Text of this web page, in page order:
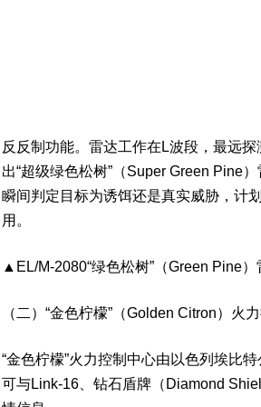
反反制功能。雷达工作在L波段，最远
出“超级绿色松树”（Super Green Pine
瞬间判定目标为诱饵还是真实威胁，计
用。
▲EL/M-2080“绿色松树”（Green Pine）
（二）“金色柠檬”（Golden Citron）火
“金色柠檬”火力控制中心由以色列埃比
可与Link-16、钻石盾牌（Diamond